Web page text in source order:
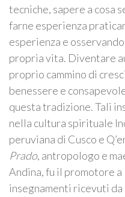
tecniche, sapere a cosa
farne esperienza
esperienza e
propria vita. Diventare
proprio cammino di
benessere e
questa tradizione. Tali
nella cultura spirituale
peruviana di Cusco e
Prado, antropologo e
Andina, fu il promotore
insegnamenti ricevuti